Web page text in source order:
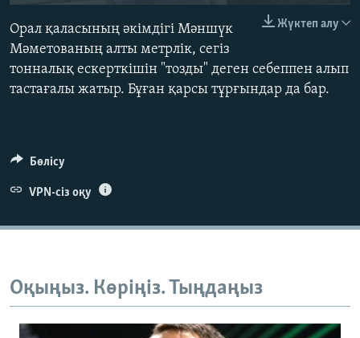
Жүктеп алу
Орал қаласының әкімдігі Мәншүк
Мәметованың алты метрлік, сегіз
тонналық ескерткішін "тозды" деген себеппен алып
тастағалы жатыр. Бұған қарсы тұрғындар да бар.
Бөлісу
VPN-сіз оқу
Оқыңыз. Көріңіз. Тыңдаңыз